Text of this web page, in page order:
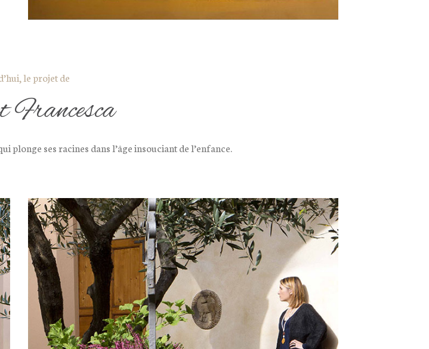
le projet de
Francesca
plonge ses racines dans l’âge insouciant de l’enfance.